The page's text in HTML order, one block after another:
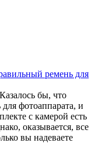
ремень для
бы, что
фотоаппарата, и
с камерой есть
оказывается, все
вы надеваете